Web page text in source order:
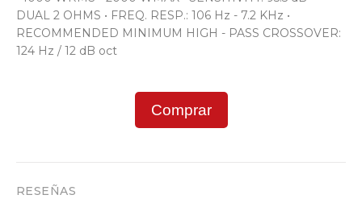
DUAL 2 OHMS • FREQ. RESP.: 106 Hz - 7.2 KHz •
RECOMMENDED MINIMUM HIGH - PASS CROSSOVER:
124 Hz / 12 dB oct
Comprar
RESEÑAS